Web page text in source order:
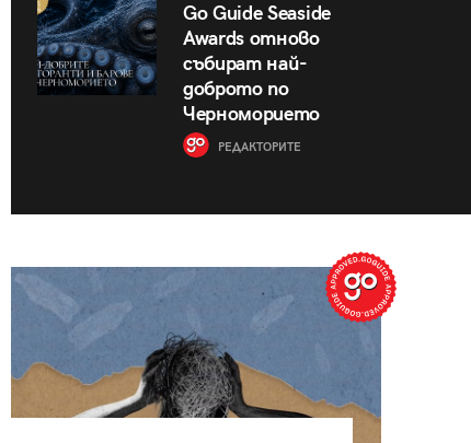
Go Guide Seaside
Awards отново
събират най-
доброто по
Черноморието
РЕДАКТОРИТЕ